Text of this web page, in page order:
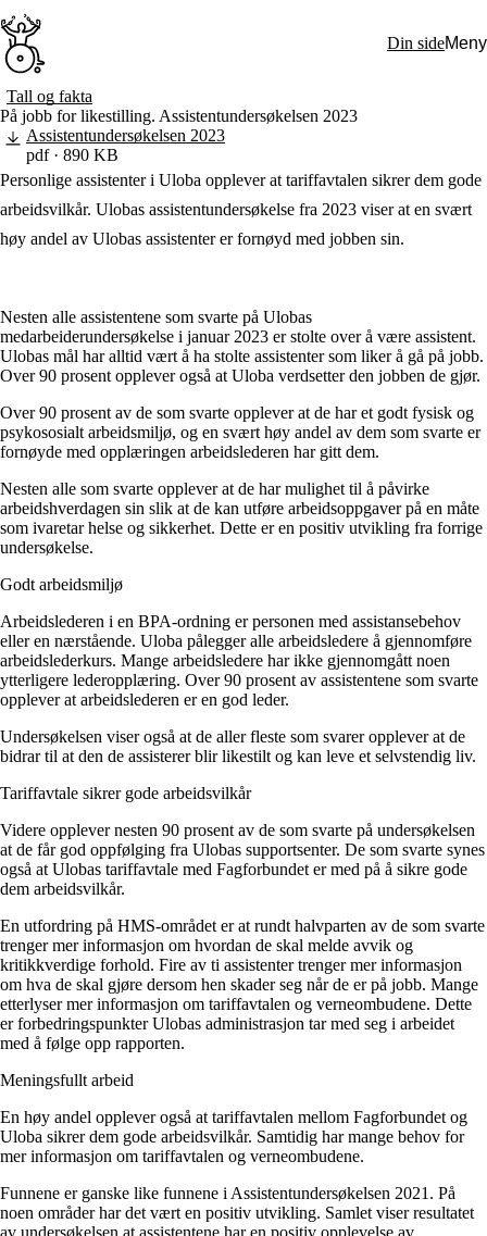
til
hovedinnhold
Din sideMeny
Søk:
Hva vi gjør
BPA – Borgerstyrt personlig assistanse
BPA og kommunen
Beslutningsstøtteråd
Funksjonsassistanse
Stolte, sterke og synlige historier
Ti gode grunner til å velge Uloba
Kampsaker
Arrangementer
Independent Living-festivalen
Skansgård-forelesningen
Selvsagt
Bente Skansgårds Independent Living-fond
Om oss
Tall og fakta
Om Uloba
Kontakt Uloba
Supportsenter
Tall og fakta
På jobb for likestilling. Assistentundersøkelsen 2023
Personlige assistenter i Uloba opplever at tariffavtalen sikrer dem gode
arbeidsvilkår. Ulobas assistentundersøkelse fra 2023 viser at en svært
høy andel av Ulobas assistenter er fornøyd med jobben sin.
Nesten alle assistentene som svarte på Ulobas
medarbeiderundersøkelse i januar 2023 er stolte over å være assistent.
Ulobas mål har alltid vært å ha stolte assistenter som liker å gå på jobb.
Over 90 prosent opplever også at Uloba verdsetter den jobben de gjør.
Over 90 prosent av de som svarte opplever at de har et godt fysisk og
psykososialt arbeidsmiljø, og en svært høy andel av dem som svarte er
fornøyde med opplæringen arbeidslederen har gitt dem.
Nesten alle som svarte opplever at de har mulighet til å påvirke
arbeidshverdagen sin slik at de kan utføre arbeidsoppgaver på en måte
som ivaretar helse og sikkerhet. Dette er en positiv utvikling fra forrige
undersøkelse.
Godt arbeidsmiljø
Arbeidslederen i en BPA-ordning er personen med assistansebehov
eller en nærstående. Uloba pålegger alle arbeidsledere å gjennomføre
arbeidslederkurs. Mange arbeidsledere har ikke gjennomgått noen
ytterligere lederopplæring. Over 90 prosent av assistentene som svarte
opplever at arbeidslederen er en god leder.
Undersøkelsen viser også at de aller fleste som svarer opplever at de
bidrar til at den de assisterer blir likestilt og kan leve et selvstendig liv.
Tariffavtale sikrer gode arbeidsvilkår
Videre opplever nesten 90 prosent av de som svarte på undersøkelsen
at de får god oppfølging fra Ulobas supportsenter. De som svarte synes
også at Ulobas tariffavtale med Fagforbundet er med på å sikre gode
dem arbeidsvilkår.
En utfordring på HMS-området er at rundt halvparten av de som svarte
trenger mer informasjon om hvordan de skal melde avvik og
kritikkverdige forhold. Fire av ti assistenter trenger mer informasjon
om hva de skal gjøre dersom hen skader seg når de er på jobb. Mange
etterlyser mer informasjon om tariffavtalen og verneombudene. Dette
er forbedringspunkter Ulobas administrasjon tar med seg i arbeidet
med å følge opp rapporten.
Meningsfullt arbeid
En høy andel opplever også at tariffavtalen mellom Fagforbundet og
Uloba sikrer dem gode arbeidsvilkår. Samtidig har mange behov for
mer informasjon om tariffavtalen og verneombudene.
Funnene er ganske like funnene i Assistentundersøkelsen 2021. På
noen områder har det vært en positiv utvikling. Samlet viser resultatet
av undersøkelsen at assistentene har en positiv opplevelse av
Assistentundersøkelsen 2023
pdf · 890 KB